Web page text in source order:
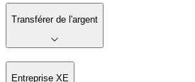
Transférer de l'argent
Entreprise XE